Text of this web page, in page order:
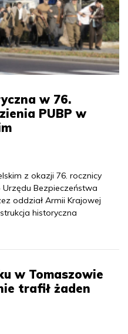
w 76.
PUBP w
z okazji 76. rocznicy
Bezpieczeństwa
oddział Armii Krajowej
historyczna
w Tomaszowie
trafił żaden